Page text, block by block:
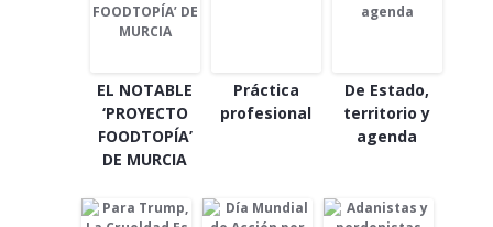
EL NOTABLE
‘PROYECTO
FOODTOPÍA’
DE MURCIA
Práctica
profesional
De Estado,
territorio y
agenda